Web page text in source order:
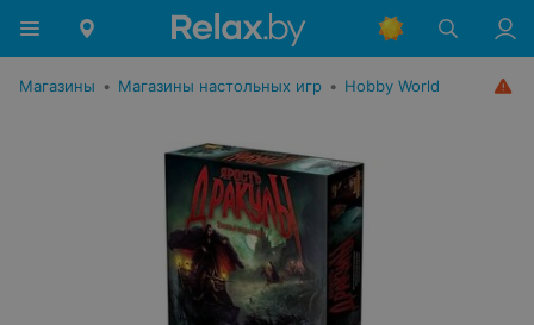
Магазины • Магазины настольных игр • Hobby World